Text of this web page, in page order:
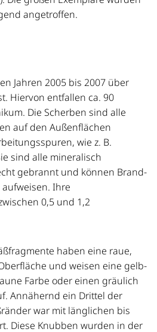
angetroffen.
Jahren 2005 bis 2007 über
Hiervon entfallen ca. 90
Die Scherben sind alle
auf den Außenflächen
wie z. B.
sind alle mineralisch
gebrannt und können Brand-
Ihre
0,5 und 1,2
haben eine raue,
und weisen eine gelb-
Farbe oder einen gräulich
Annähernd ein Drittel der
war mit länglichen bis
Diese Knubben wurden in der